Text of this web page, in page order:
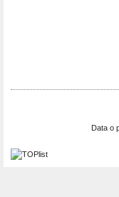
Data o